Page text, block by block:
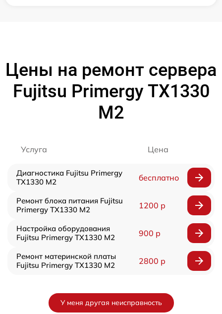
Цены на ремонт сервера
Fujitsu Primergy TX1330
M2
Услуга Цена
Диагностика Fujitsu Primergy
TX1330 M2
бесплатно
Ремонт блока питания Fujitsu
Primergy TX1330 M2
1200 р
Настройка оборудования
Fujitsu Primergy TX1330 M2
900 р
Ремонт материнской платы
Fujitsu Primergy TX1330 M2
2800 р
У меня другая неисправность